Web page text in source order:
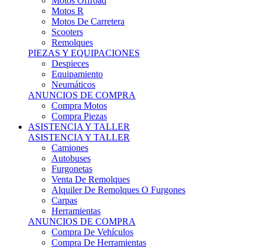
Motos R
Motos De Carretera
Scooters
Remolques
PIEZAS Y EQUIPACIONES
Despieces
Equipamiento
Neumáticos
ANUNCIOS DE COMPRA
Compra Motos
Compra Piezas
ASISTENCIA Y TALLER
ASISTENCIA Y TALLER
Camiones
Autobuses
Furgonetas
Venta De Remolques
Alquiler De Remolques O Furgones
Carpas
Herramientas
ANUNCIOS DE COMPRA
Compra De Vehículos
Compra De Herramientas